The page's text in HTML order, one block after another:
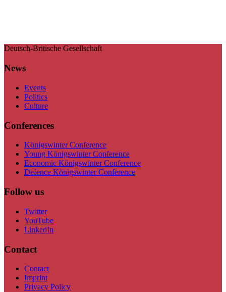
Deutsch-Britische Gesellschaft
News
Events
Politics
Culture
Conferences
Königswinter Conference
Young Königswinter Conference
Economic Königswinter Conference
Defence Königswinter Conference
Follow us
Twitter
YouTube
LinkedIn
Contact
Contact
Imprint
Privacy Policy